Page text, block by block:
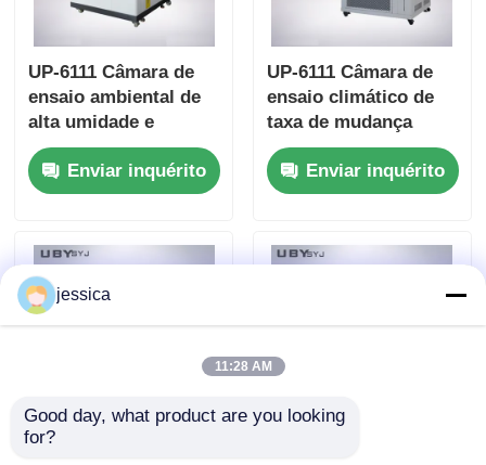
UP-6111 Câmara de
ensaio ambiental de
alta umidade e
mudança rápida de
temperatura com
gerador de vapor
Enviar inquérito
UP-6111 Câmara de
ensaio climático de
taxa de mudança
rápida com
transições rápidas de
temperatura e
programável
Enviar inquérito
jessica
11:28 AM
Good day, what product are you looking
for?